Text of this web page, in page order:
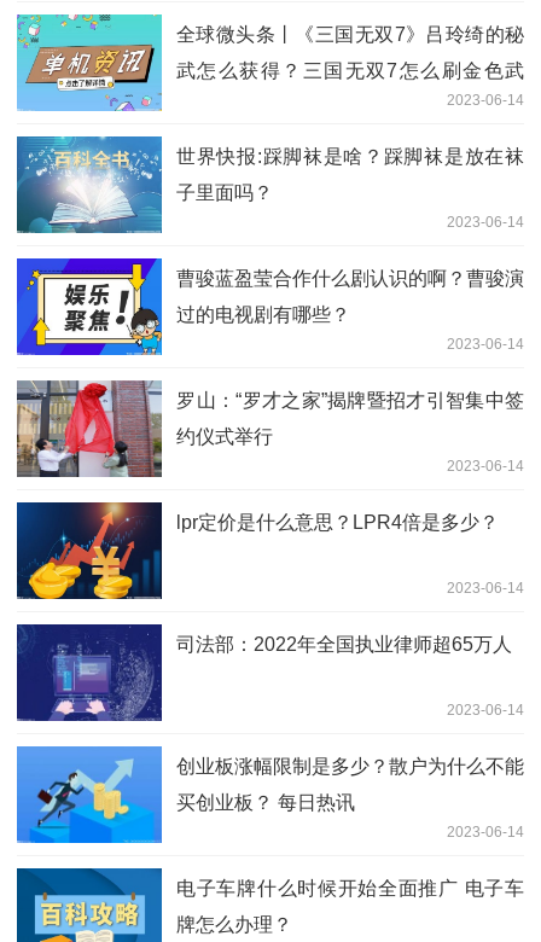
全球微头条丨《三国无双7》吕玲绮的秘
武怎么获得？三国无双7怎么刷金色武
2023-06-14
世界快报:踩脚袜是啥？踩脚袜是放在袜
子里面吗？
2023-06-14
曹骏蓝盈莹合作什么剧认识的啊？曹骏演
过的电视剧有哪些？
2023-06-14
​罗山：“罗才之家”揭牌暨招才引智集中签
约仪式举行
2023-06-14
lpr定价是什么意思？LPR4倍是多少？
2023-06-14
司法部：2022年全国执业律师超65万人
2023-06-14
创业板涨幅限制是多少？散户为什么不能
买创业板？ 每日热讯
2023-06-14
电子车牌什么时候开始全面推广 电子车
牌怎么办理？